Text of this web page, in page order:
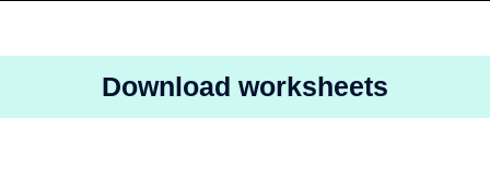
Download worksheets